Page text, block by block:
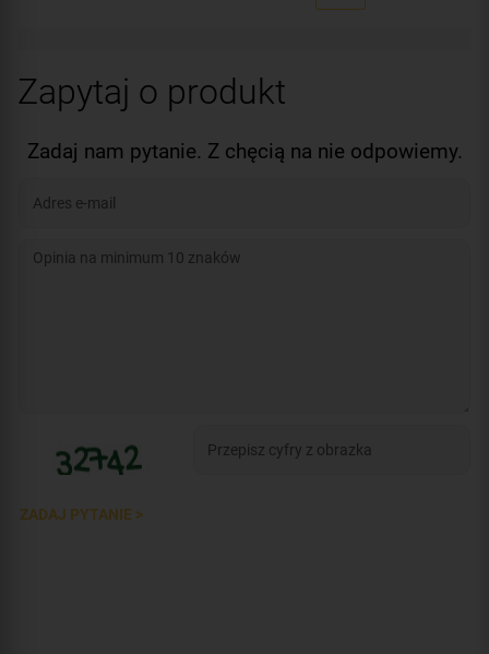
Zapytaj o produkt
Zadaj nam pytanie. Z chęcią na nie odpowiemy.
ZADAJ PYTANIE >